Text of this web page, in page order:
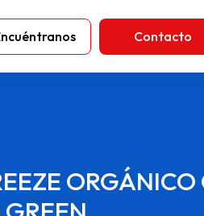
Contacto
ORGÁNICO